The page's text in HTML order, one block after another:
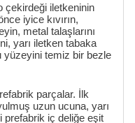
çekirdeği iletkeninin
iyice kıvırın,
metal talaşlarını
yarı iletken tabaka
yüzeyini temiz bir bezle
parçalar. İlk
uzun ucuna, yarı
prefabrik iç deliğe eşit